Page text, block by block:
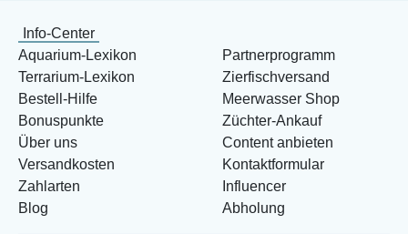
Info-Center
Aquarium-Lexikon
Terrarium-Lexikon
Bestell-Hilfe
Bonuspunkte
Über uns
Versandkosten
Zahlarten
Blog
Partnerprogramm
Zierfischversand
Meerwasser Shop
Züchter-Ankauf
Content anbieten
Kontaktformular
Influencer
Abholung